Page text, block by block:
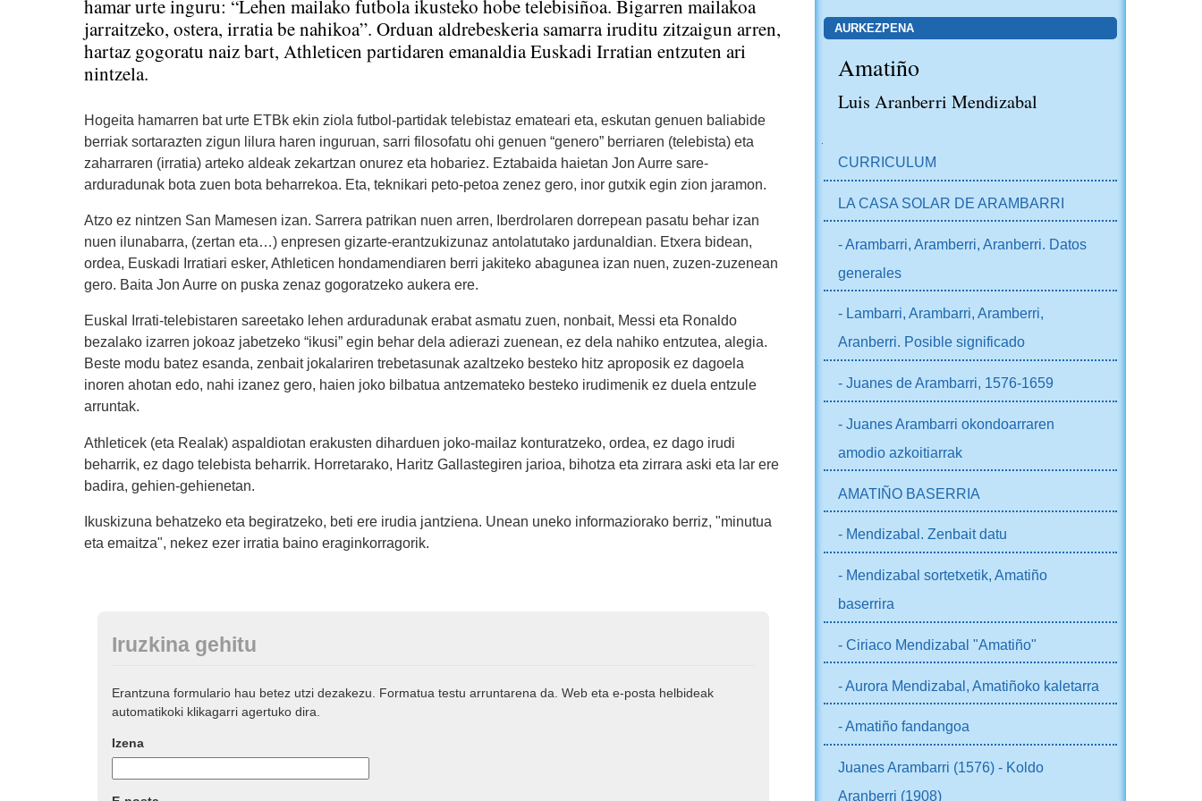
hamar urte inguru: “Lehen mailako futbola ikusteko hobe telebisiñoa. Bigarren mailakoa
jarraitzeko, ostera, irratia be nahikoa”. Orduan aldrebeskeria samarra iruditu zitzaigun arren,
hartaz gogoratu naiz bart, Athleticen partidaren emanaldia Euskadi Irratian entzuten ari
nintzela.
Hogeita hamarren bat urte ETBk ekin ziola futbol-partidak telebistaz emateari eta, eskutan genuen baliabide
berriak sortarazten zigun lilura haren inguruan, sarri filosofatu ohi genuen “genero” berriaren (telebista) eta
zaharraren (irratia) arteko aldeak zekartzan onurez eta hobariez. Eztabaida haietan Jon Aurre sare-
arduradunak bota zuen bota beharrekoa. Eta, teknikari peto-petoa zenez gero, inor gutxik egin zion jaramon.
Atzo ez nintzen San Mamesen izan. Sarrera patrikan nuen arren, Iberdrolaren dorrepean pasatu behar izan
nuen ilunabarra, (zertan eta…) enpresen gizarte-erantzukizunaz antolatutako jardunaldian. Etxera bidean,
ordea, Euskadi Irratiari esker, Athleticen hondamendiaren berri jakiteko abagunea izan nuen, zuzen-zuzenean
gero. Baita Jon Aurre on puska zenaz gogoratzeko aukera ere.
Euskal Irrati-telebistaren sareetako lehen arduradunak erabat asmatu zuen, nonbait, Messi eta Ronaldo
bezalako izarren jokoaz jabetzeko “ikusi” egin behar dela adierazi zuenean, ez dela nahiko entzutea, alegia.
Beste modu batez esanda, zenbait jokalariren trebetasunak azaltzeko besteko hitz aproposik ez dagoela
inoren ahotan edo, nahi izanez gero, haien joko bilbatua antzemateko besteko irudimenik ez duela entzule
arruntak.
Athleticek (eta Realak) aspaldiotan erakusten diharduen joko-mailaz konturatzeko, ordea, ez dago irudi
beharrik, ez dago telebista beharrik. Horretarako, Haritz Gallastegiren jarioa, bihotza eta zirrara aski eta lar ere
badira, gehien-gehienetan.
Ikuskizuna behatzeko eta begiratzeko, beti ere irudia jantziena. Unean uneko informaziorako berriz, "minutua
eta emaitza", nekez ezer irratia baino eraginkorragorik.
Iruzkina gehitu
Erantzuna formulario hau betez utzi dezakezu. Formatua testu arruntarena da. Web eta e-posta helbideak
automatikoki klikagarri agertuko dira.
Izena
AURKEZPENA
Amatiño
Luis Aranberri Mendizabal
CURRICULUM
LA CASA SOLAR DE ARAMBARRI
- Arambarri, Aramberri, Aranberri. Datos
generales
- Lambarri, Arambarri, Aramberri,
Aranberri. Posible significado
- Juanes de Arambarri, 1576-1659
- Juanes Arambarri okondoarraren
amodio azkoitiarrak
AMATIÑO BASERRIA
- Mendizabal. Zenbait datu
- Mendizabal sortetxetik, Amatiño
baserrira
- Ciriaco Mendizabal "Amatiño"
- Aurora Mendizabal, Amatiñoko kaletarra
- Amatiño fandangoa
Juanes Arambarri (1576) - Koldo
Aranberri (1908)